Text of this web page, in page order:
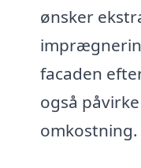
ønsker
facaden
også
omkostning.